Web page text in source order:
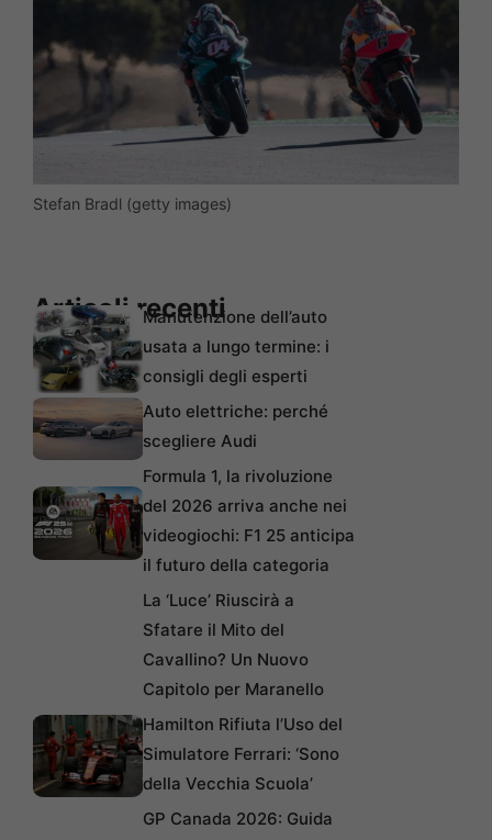
Stefan Bradl (getty images)
Articoli recentiManutenzione dell’auto
usata a lungo termine: i
consigli degli esperti
Auto elettriche: perché
scegliere Audi
Formula 1, la rivoluzione
del 2026 arriva anche nei
videogiochi: F1 25 anticipa
il futuro della categoria
La ‘Luce’ Riuscirà a
Sfatare il Mito del
Cavallino? Un Nuovo
Capitolo per Maranello
Hamilton Rifiuta l’Uso del
Simulatore Ferrari: ‘Sono
della Vecchia Scuola’
GP Canada 2026: Guida